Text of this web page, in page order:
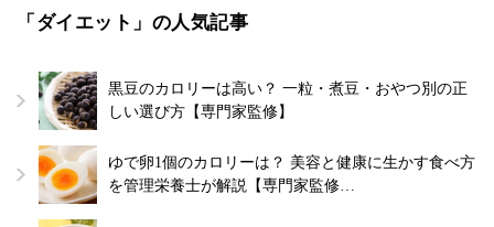
「ダイエット」の人気記事
黒豆のカロリーは高い？ 一粒・煮豆・おやつ別の正
しい選び方【専門家監修】
ゆで卵1個のカロリーは？ 美容と健康に生かす食べ方
を管理栄養士が解説【専門家監修…